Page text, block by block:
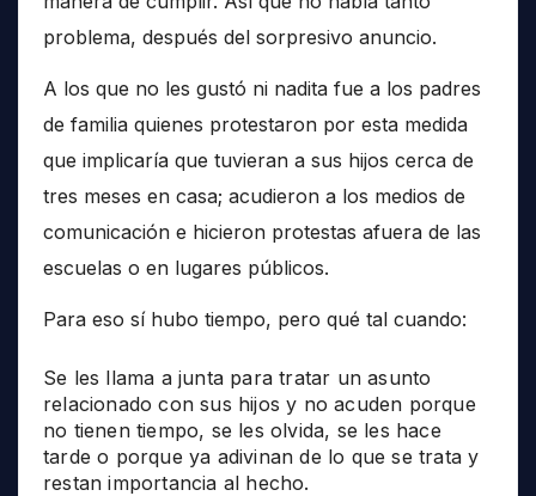
problema, después del sorpresivo anuncio.
A los que no les gustó ni nadita fue a los padres
de familia quienes protestaron por esta medida
que implicaría que tuvieran a sus hijos cerca de
tres meses en casa; acudieron a los medios de
comunicación e hicieron protestas afuera de las
escuelas o en lugares públicos.
Para eso sí hubo tiempo, pero qué tal cuando:
Se les llama a junta para tratar un asunto
relacionado con sus hijos y no acuden porque
no tienen tiempo, se les olvida, se les hace
tarde o porque ya adivinan de lo que se trata y
restan importancia al hecho.